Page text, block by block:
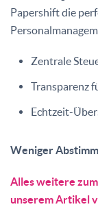
Papershift die
Zentrale
Transparenz
Echtzeit-
Weniger
Alles weitere
unserem Artikel